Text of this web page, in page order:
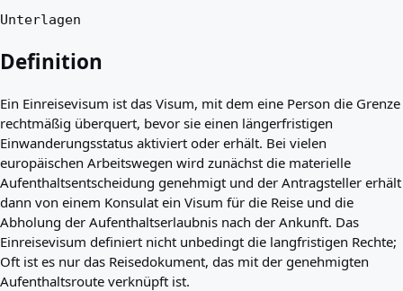
Ländervergleich
Visavergleiche
Unterlagen
Definition
Ein Einreisevisum ist das Visum, mit dem eine Person die Grenze
rechtmäßig überquert, bevor sie einen längerfristigen
Einwanderungsstatus aktiviert oder erhält. Bei vielen
europäischen Arbeitswegen wird zunächst die materielle
Aufenthaltsentscheidung genehmigt und der Antragsteller erhält
dann von einem Konsulat ein Visum für die Reise und die
Abholung der Aufenthaltserlaubnis nach der Ankunft. Das
Einreisevisum definiert nicht unbedingt die langfristigen Rechte;
Oft ist es nur das Reisedokument, das mit der genehmigten
Aufenthaltsroute verknüpft ist.